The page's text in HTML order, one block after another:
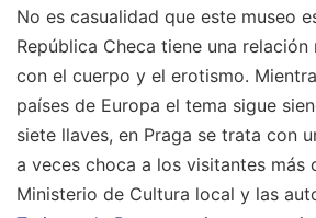
No es casualidad que este museo
República Checa tiene una
con el cuerpo y el erotismo.
países de Europa el tema sigue
siete llaves, en Praga se trata con
a veces choca a los visitantes más
Ministerio de Cultura local y las